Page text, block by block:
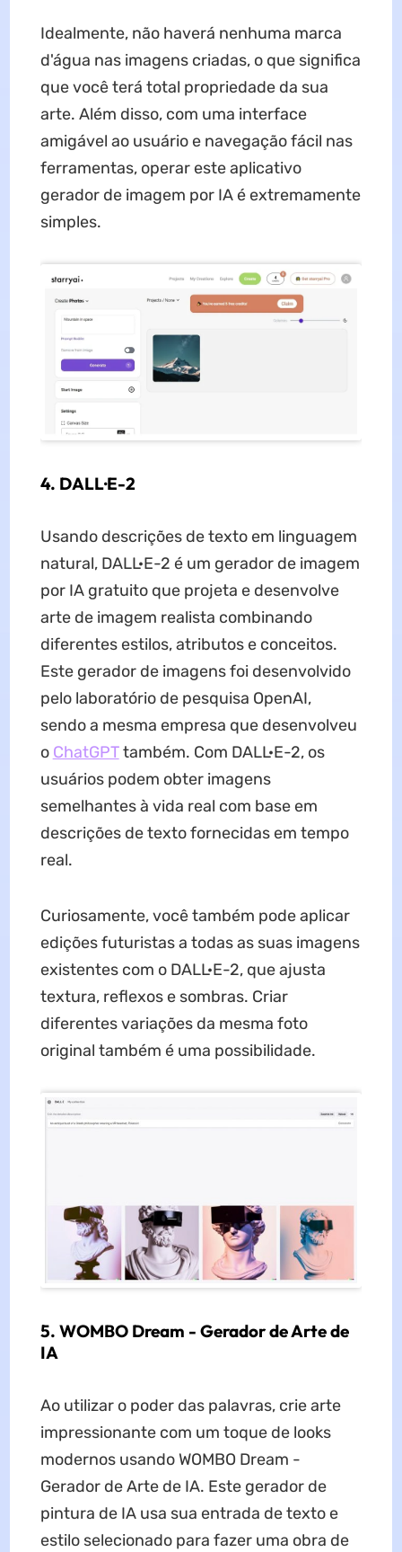
Idealmente, não haverá nenhuma marca
d'água nas imagens criadas, o que significa
que você terá total propriedade da sua
arte. Além disso, com uma interface
amigável ao usuário e navegação fácil nas
ferramentas, operar este aplicativo
gerador de imagem por IA é extremamente
simples.
4. DALL·E-2
Usando descrições de texto em linguagem
natural, DALL·E-2 é um gerador de imagem
por IA gratuito que projeta e desenvolve
arte de imagem realista combinando
diferentes estilos, atributos e conceitos.
Este gerador de imagens foi desenvolvido
pelo laboratório de pesquisa OpenAI,
sendo a mesma empresa que desenvolveu
o ChatGPTtambém. Com DALL·E-2, os
usuários podem obter imagens
semelhantes à vida real com base em
descrições de texto fornecidas em tempo
real.
Curiosamente, você também pode aplicar
edições futuristas a todas as suas imagens
existentes com o DALL·E-2, que ajusta
textura, reflexos e sombras. Criar
diferentes variações da mesma foto
original também é uma possibilidade.
5. WOMBO Dream - Gerador de Arte de
IA
Ao utilizar o poder das palavras, crie arte
impressionante com um toque de looks
modernos usando WOMBO Dream -
Gerador de Arte de IA. Este gerador de
pintura de IA usa sua entrada de texto e
estilo selecionado para fazer uma obra de